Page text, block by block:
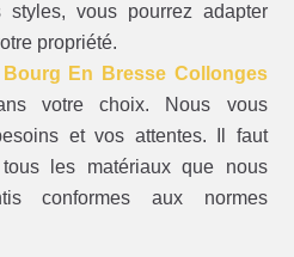
vous pourrez adapter
propriété.
En Bresse Collonges
votre choix. Nous vous
et vos attentes. Il faut
les matériaux que nous
conformes aux normes